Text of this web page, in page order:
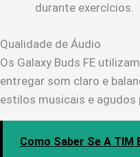
durante exercícios.
Qualidade de Áudio
Os Galaxy Buds FE
entregar som claro e
estilos musicais e agudos
Como Saber Se A